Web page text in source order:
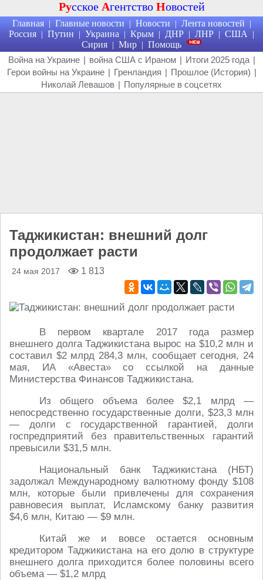
Русское Агентство Новостей
Главная | Главные новости | Новости | Лента новостей |
Россия | Путин | Украина | Крым | ДНР | ЛНР | США |
Сирия | Мир | Помощь
Война на Украине | война США с Ираном | Итоги 2025 года |
Герои войны на Украине | Гренландия | Прошлое (История) |
Николай Левашов | Популярные в соцсетях
Таджикистан: внешний долг
продолжает расти
24 мая 2017 1 813
В первом квартале 2017 года размер
внешнего долга Таджикистана вырос на $10,2 млн и
составил $2 млрд 284,3 млн, сообщает сегодня, 24
мая, ИА «Авеста» со ссылкой на данные
Министерства Финансов Таджикистана.
Из общего объема более $2,1 млрд —
непосредственно государственные долги, $23,3 млн
— долги с государственной гарантией, долги
госпредприятий без правительственных гарантий
превысили $31,5 млн.
Национальный банк Таджикистана (НБТ)
задолжал Международному валютному фонду $108
млн, которые были привлечены для сохранения
равновесия выплат, Исламскому банку развития
$4,6 млн, Китаю — $9 млн.
Китай же и вовсе остается основным
кредитором Таджикистана на его долю в структуре
внешнего долга приходится более половины всего
объема — $1,2 млрд